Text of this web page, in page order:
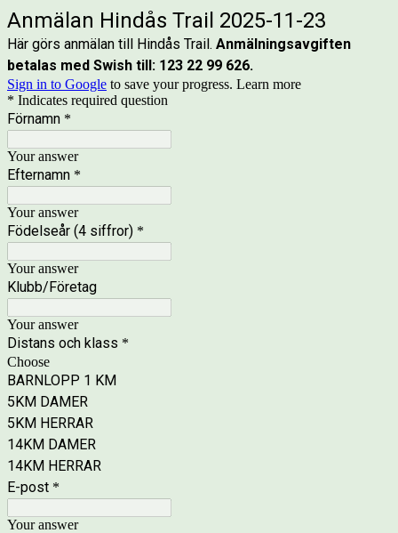
Anmälan Hindås Trail 2025-11-23
Här görs anmälan till Hindås Trail. Anmälningsavgiften
betalas med Swish till: 123 22 99 626.
Sign in to Google to save your progress. Learn more
* Indicates required question
Förnamn *
Your answer
Efternamn *
Your answer
Födelseår (4 siffror) *
Your answer
Klubb/Företag
Your answer
Distans och klass *
Choose
BARNLOPP 1 KM
5KM DAMER
5KM HERRAR
14KM DAMER
14KM HERRAR
E-post *
Your answer